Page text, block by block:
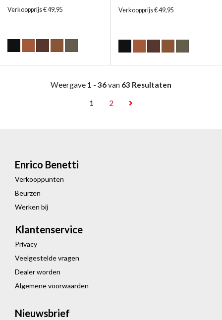
Verkoopprijs € 49,95 Verkoopprijs € 49,95
Weergave 1 - 36van 63 Resultaten
1 2
Enrico Benetti
Verkooppunten
Beurzen
Werken bij
Klantenservice
Privacy
Veelgestelde vragen
Dealer worden
Algemene voorwaarden
Nieuwsbrief